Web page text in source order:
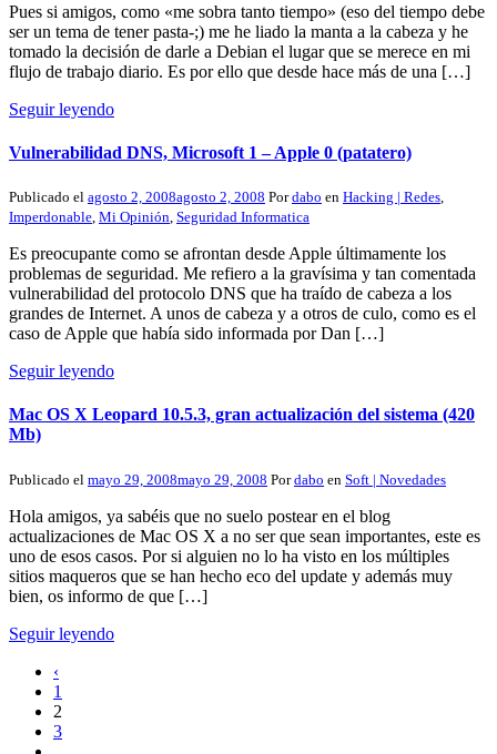
Pues si amigos, como «me sobra tanto tiempo» (eso del tiempo debe
ser un tema de tener pasta-;) me he liado la manta a la cabeza y he
tomado la decisión de darle a Debian el lugar que se merece en mi
flujo de trabajo diario. Es por ello que desde hace más de una […]
Seguir leyendo
Vulnerabilidad DNS, Microsoft 1 – Apple 0 (patatero)
Publicado el agosto 2, 2008agosto 2, 2008 Pordabo en Hacking | Redes,
Imperdonable, Mi Opinión, Seguridad Informatica
Es preocupante como se afrontan desde Apple últimamente los
problemas de seguridad. Me refiero a la gravísima y tan comentada
vulnerabilidad del protocolo DNS que ha traído de cabeza a los
grandes de Internet. A unos de cabeza y a otros de culo, como es el
caso de Apple que había sido informada por Dan […]
Seguir leyendo
Mac OS X Leopard 10.5.3, gran actualización del sistema (420
Mb)
Publicado el mayo 29, 2008mayo 29, 2008 Pordabo en Soft | Novedades
Hola amigos, ya sabéis que no suelo postear en el blog
actualizaciones de Mac OS X a no ser que sean importantes, este es
uno de esos casos. Por si alguien no lo ha visto en los múltiples
sitios maqueros que se han hecho eco del update y además muy
bien, os informo de que […]
Seguir leyendo
‹
1
2
3